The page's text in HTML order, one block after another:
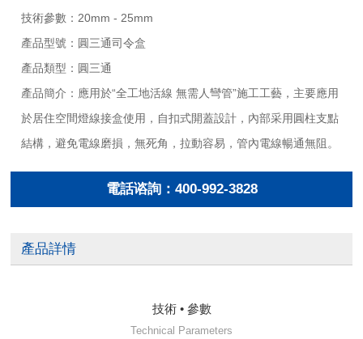
技術參數：20mm - 25mm
產品型號：圓三通司令盒
產品類型：圓三通
產品簡介：應用於“全工地活線 無需人彎管”施工工藝，主要應用
於居住空間燈線接盒使用，自扣式開蓋設計，內部采用圓柱支點
結構，避免電線磨損，無死角，拉動容易，管內電線暢通無阻。
電話谘詢：400-992-3828
產品詳情
技術 • 參數
Technical Parameters